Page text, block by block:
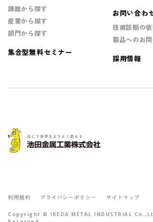
課題から探す
産業から探す
部門から探す
集合型無料セミナー
お問い合わ
技術診断の
製品へのお
採用情報
利用規約 プライバシーポリシー サイトマップ
Copyright © IKEDA METAL INDUSTRIAL